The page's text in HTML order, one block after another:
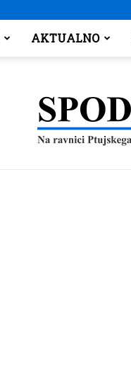
AKTUALNO